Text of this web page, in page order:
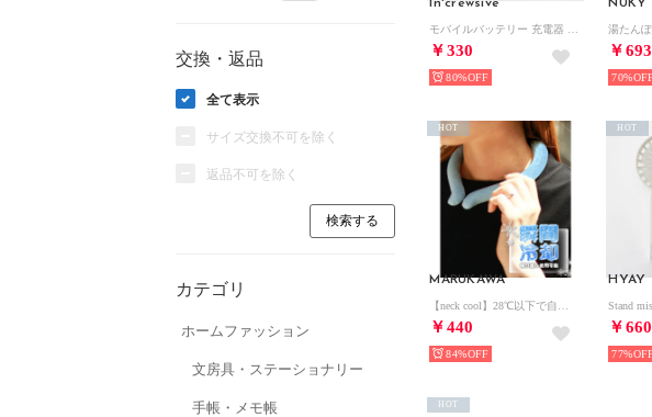
交換・返品
全て表示
サイズ交換不可を除く
返品不可を除く
カテゴリ
ホームファッション
文房具・ステーショナリー
手帳・メモ帳
In'crewsive
￥330
80%
NUKY
￥693
70%
MARUKAWA
￥440
HOT
84%
HYAY
￥660
HOT
77%
HOT